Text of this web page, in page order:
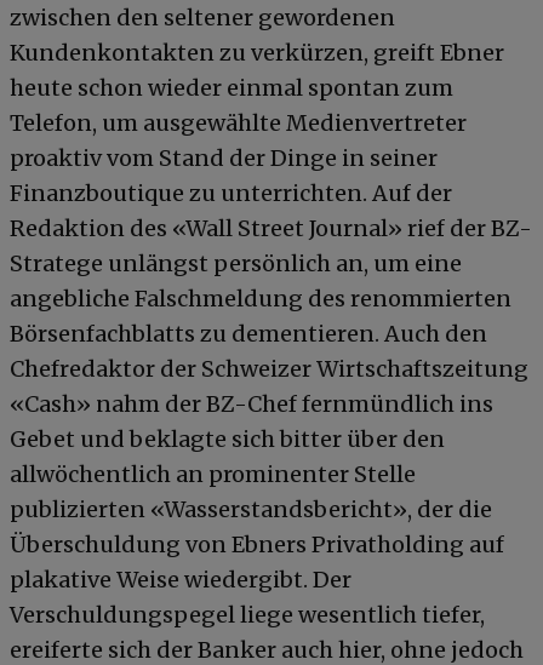
zwischen den seltener gewordenen
Kundenkontakten zu verkürzen, greift Ebner
heute schon wieder einmal spontan zum
Telefon, um ausgewählte Medienvertreter
proaktiv vom Stand der Dinge in seiner
Finanzboutique zu unterrichten. Auf der
Redaktion des «Wall Street Journal» rief der BZ-
Stratege unlängst persönlich an, um eine
angebliche Falschmeldung des renommierten
Börsenfachblatts zu dementieren. Auch den
Chefredaktor der Schweizer Wirtschaftszeitung
«Cash» nahm der BZ-Chef fernmündlich ins
Gebet und beklagte sich bitter über den
allwöchentlich an prominenter Stelle
publizierten «Wasserstandsbericht», der die
Überschuldung von Ebners Privatholding auf
plakative Weise wiedergibt. Der
Verschuldungspegel liege wesentlich tiefer,
ereiferte sich der Banker auch hier, ohne jedoch